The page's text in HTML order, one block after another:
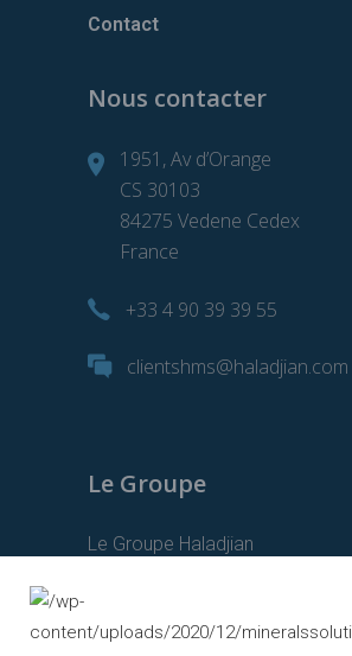
Contact
Nous contacter
1951, Av d’Orange
CS 30103
84275 Vedene Cedex
France
+33 4 90 39 39 55
clientshms@haladjian.com
Le Groupe
Le Groupe Haladjian
Haladjian Industrial Solutions